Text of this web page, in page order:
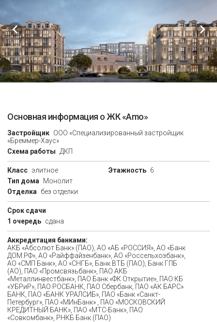
Основная информация о ЖК «Amo»
Застройщик ООО «Специализированный застройщик
«Бреммер-Хаус»
Схема работы
ДКП
Класс элитное Этажность 6
Тип дома
Монолит
Отделка
без отделки
Срок сдачи
1 очередь сдана
Аккредитация банками:
АКБ «Абсолют Банк» (ПАО), АО «АБ «РОССИЯ», АО «Банк
ДОМ.РФ», АО «Райффайзенбанк», АО «Россельхозбанк»,
АО «СМП Банк», АО «СНГБ», Банк ВТБ (ПАО), Банк ГПБ
(АО), ПAO «Промсвязьбанк», ПАО АКБ
«Металлинвестбанк», ПАО Банк «ФК Открытие», ПАО КБ
«УБРиР», ПАО РОСБАНК, ПАО Сбербанк, ПАО «АК БАРС»
БАНК, ПАО «БАНК УРАЛСИБ», ПАО «Банк «Санкт-
Петербург», ПАО «МИнБанк» , ПАО «МОСКОВСКИЙ
КРЕДИТНЫЙ БАНК», ПАО «МТС-Банк», ПАО
«Совкомбанк», РНКБ Банк (ПАО)